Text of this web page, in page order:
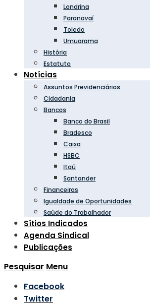
Londrina
Paranavaí
Toledo
Umuarama
História
Estatuto
Notícias
Assuntos Previdenciários
Cidadania
Bancos
Banco do Brasil
Bradesco
Caixa
HSBC
Itaú
Santander
Financeiras
Igualdade de Oportunidades
Saúde do Trabalhador
Sítios Indicados
Agenda Sindical
Publicações
Pesquisar Menu
Facebook
Twitter